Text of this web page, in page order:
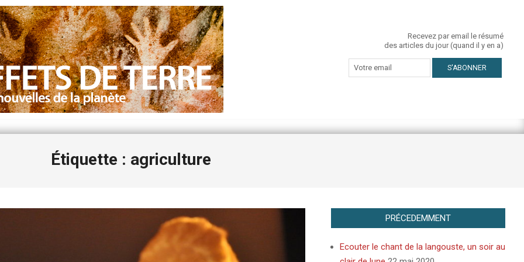
Recevez par email le résumé
des articles du jour (quand il y en a)
Étiquette : agriculture
PRÉCEDEMMENT
Ecouter le chant de la langouste, un soir au